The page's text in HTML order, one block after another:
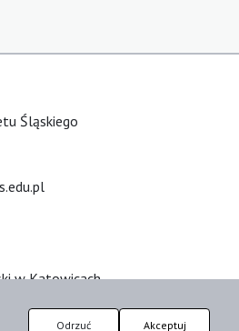
Śląskiego
w Katowicach
PKP
Odrzuć Akceptuj